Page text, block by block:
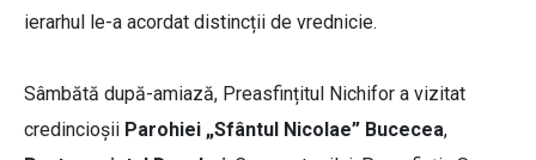
ierarhul le-a acordat distincții de vrednicie.
Sâmbătă după-amiază, Preasfințitul Nichifor a vizitat
credincioșii Parohiei „Sfântul Nicolae” Bucecea,